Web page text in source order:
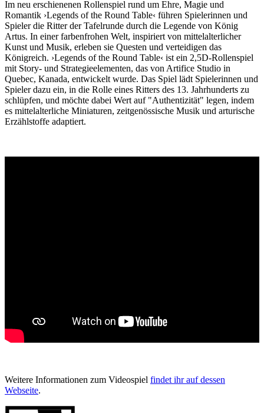
Im neu erschienenen Rollenspiel rund um Ehre, Magie und
Romantik ›Legends of the Round Table‹ führen Spielerinnen und
Spieler die Ritter der Tafelrunde durch die Legende von König
Artus. In einer farbenfrohen Welt, inspiriert von mittelalterlicher
Kunst und Musik, erleben sie Questen und verteidigen das
Königreich. ›Legends of the Round Table‹ ist ein 2,5D-Rollenspiel
mit Story- und Strategieelementen, das von Artifice Studio in
Quebec, Kanada, entwickelt wurde. Das Spiel lädt Spielerinnen und
Spieler dazu ein, in die Rolle eines Ritters des 13. Jahrhunderts zu
schlüpfen, und möchte dabei Wert auf "Authentizität" legen, indem
es mittelalterliche Miniaturen, zeitgenössische Musik und arturische
Erzählstoffe adaptiert.
Weitere Informationen zum Videospiel findet ihr auf dessen
Webseite.